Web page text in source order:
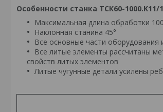
Особенности станка ТСК60-1000.K11/
Максимальная длина обработки
Наклонная станина 45°
Все основные части
Все литые элементы рассчитаны
свойств литых элементов
Литые чугунные детали усилены